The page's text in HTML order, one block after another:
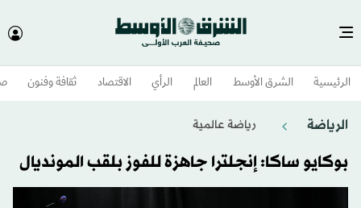
الرئيسية الشرق الأوسط​ العالم الرأي الاقتصاد ثقافة وفنون
الرياضة رياضة عالمية
بوكايو ساكا: إنجلترا جاهزة للفوز بلقب المونديال